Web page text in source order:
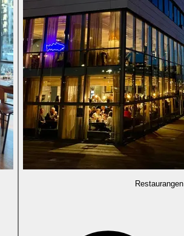
Restaurangen